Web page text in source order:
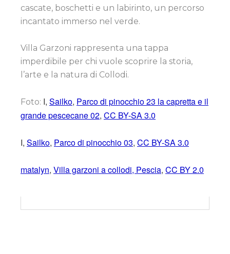
cascate, boschetti e un labirinto, un percorso
incantato immerso nel verde.
Villa Garzoni rappresenta una tappa
imperdibile per chi vuole scoprire la storia,
l’arte e la natura di Collodi.
Foto: I, Sailko, Parco di pinocchio 23 la capretta e il
grande pescecane 02, CC BY-SA 3.0
I, Sailko, Parco di pinocchio 03, CC BY-SA 3.0
matalyn, Villa garzoni a collodi, Pescia, CC BY 2.0